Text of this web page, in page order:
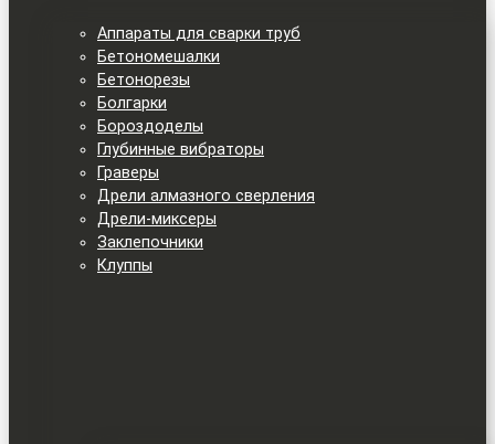
Аппараты для сварки труб
Бетономешалки
Бетонорезы
Болгарки
Бороздоделы
Глубинные вибраторы
Граверы
Дрели алмазного сверления
Дрели-миксеры
Заклепочники
Клуппы